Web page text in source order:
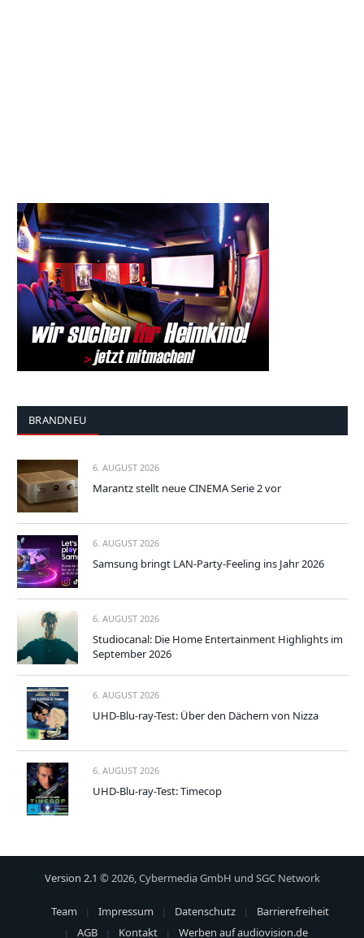
BRANDNEU
6. AUGUST 2026
Marantz stellt neue CINEMA Serie 2 vor
6. AUGUST 2026
Samsung bringt LAN-Party-Feeling ins Jahr 2026
6. AUGUST 2026
Studiocanal: Die Home Entertainment Highlights im
September 2026
6. AUGUST 2026
UHD-Blu-ray-Test: Über den Dächern von Nizza
6. AUGUST 2026
UHD-Blu-ray-Test: Timecop
Version 2.1 © 2026, Cybermedia GmbH und SGC Network
Team Impressum Datenschutz
Barrierefreiheit
AGB
Kontakt Werben auf audiovision.de